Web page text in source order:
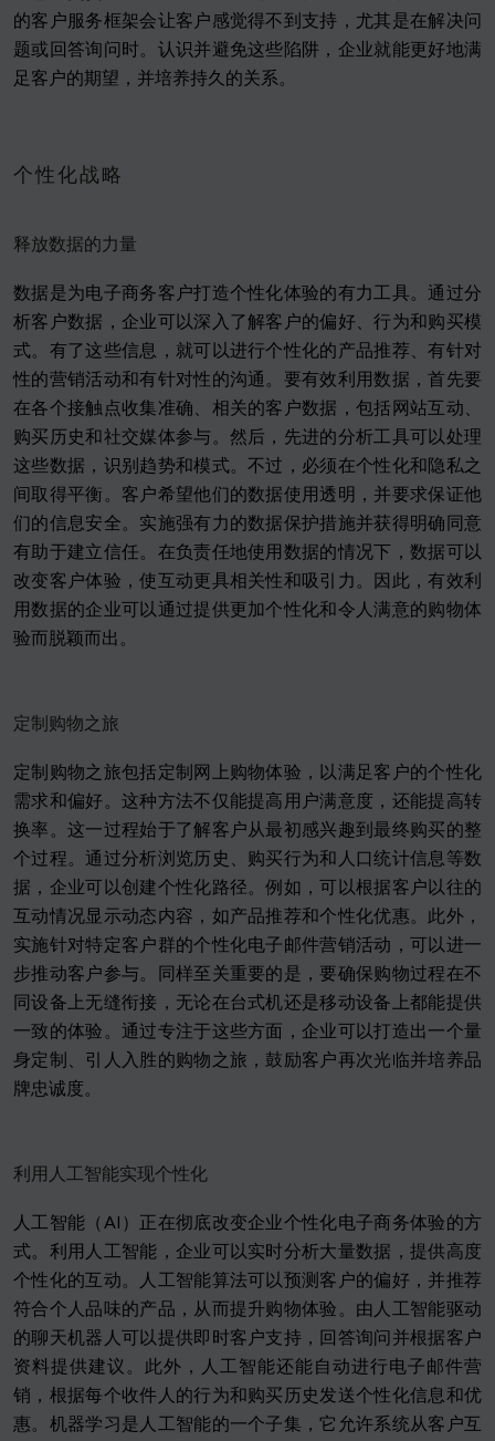
的客户服务框架会让客户感觉得不到支持，尤其是在解决问
题或回答询问时。认识并避免这些陷阱，企业就能更好地满
足客户的期望，并培养持久的关系。
个性化战略
释放数据的力量
数据是为电子商务客户打造个性化体验的有力工具。通过分
析客户数据，企业可以深入了解客户的偏好、行为和购买模
式。有了这些信息，就可以进行个性化的产品推荐、有针对
性的营销活动和有针对性的沟通。要有效利用数据，首先要
在各个接触点收集准确、相关的客户数据，包括网站互动、
购买历史和社交媒体参与。然后，先进的分析工具可以处理
这些数据，识别趋势和模式。不过，必须在个性化和隐私之
间取得平衡。客户希望他们的数据使用透明，并要求保证他
们的信息安全。实施强有力的数据保护措施并获得明确同意
有助于建立信任。在负责任地使用数据的情况下，数据可以
改变客户体验，使互动更具相关性和吸引力。因此，有效利
用数据的企业可以通过提供更加个性化和令人满意的购物体
验而脱颖而出。
定制购物之旅
定制购物之旅包括定制网上购物体验，以满足客户的个性化
需求和偏好。这种方法不仅能提高用户满意度，还能提高转
换率。这一过程始于了解客户从最初感兴趣到最终购买的整
个过程。通过分析浏览历史、购买行为和人口统计信息等数
据，企业可以创建个性化路径。例如，可以根据客户以往的
互动情况显示动态内容，如产品推荐和个性化优惠。此外，
实施针对特定客户群的个性化电子邮件营销活动，可以进一
步推动客户参与。同样至关重要的是，要确保购物过程在不
同设备上无缝衔接，无论在台式机还是移动设备上都能提供
一致的体验。通过专注于这些方面，企业可以打造出一个量
身定制、引人入胜的购物之旅，鼓励客户再次光临并培养品
牌忠诚度。
利用人工智能实现个性化
人工智能（AI）正在彻底改变企业个性化电子商务体验的方
式。利用人工智能，企业可以实时分析大量数据，提供高度
个性化的互动。人工智能算法可以预测客户的偏好，并推荐
符合个人品味的产品，从而提升购物体验。由人工智能驱动
的聊天机器人可以提供即时客户支持，回答询问并根据客户
资料提供建议。此外，人工智能还能自动进行电子邮件营
销，根据每个收件人的行为和购买历史发送个性化信息和优
惠。机器学习是人工智能的一个子集，它允许系统从客户互